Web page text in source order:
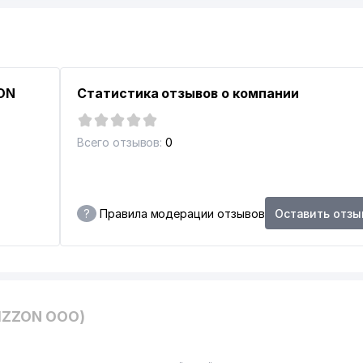
(ТИТЛП)
Статистика отзывов о компании
Всего отзывов: 0
? Правила модерации отзывов Оставить
ООО)